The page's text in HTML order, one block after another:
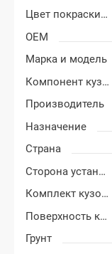
Цвет покраски Лада Нива Тревел (Travel)
OEM
Марка и модель
Компонент кузова
Производитель
Назначение
Страна
Сторона установки
Комплект кузовных деталей
Поверхность крыла
Грунт